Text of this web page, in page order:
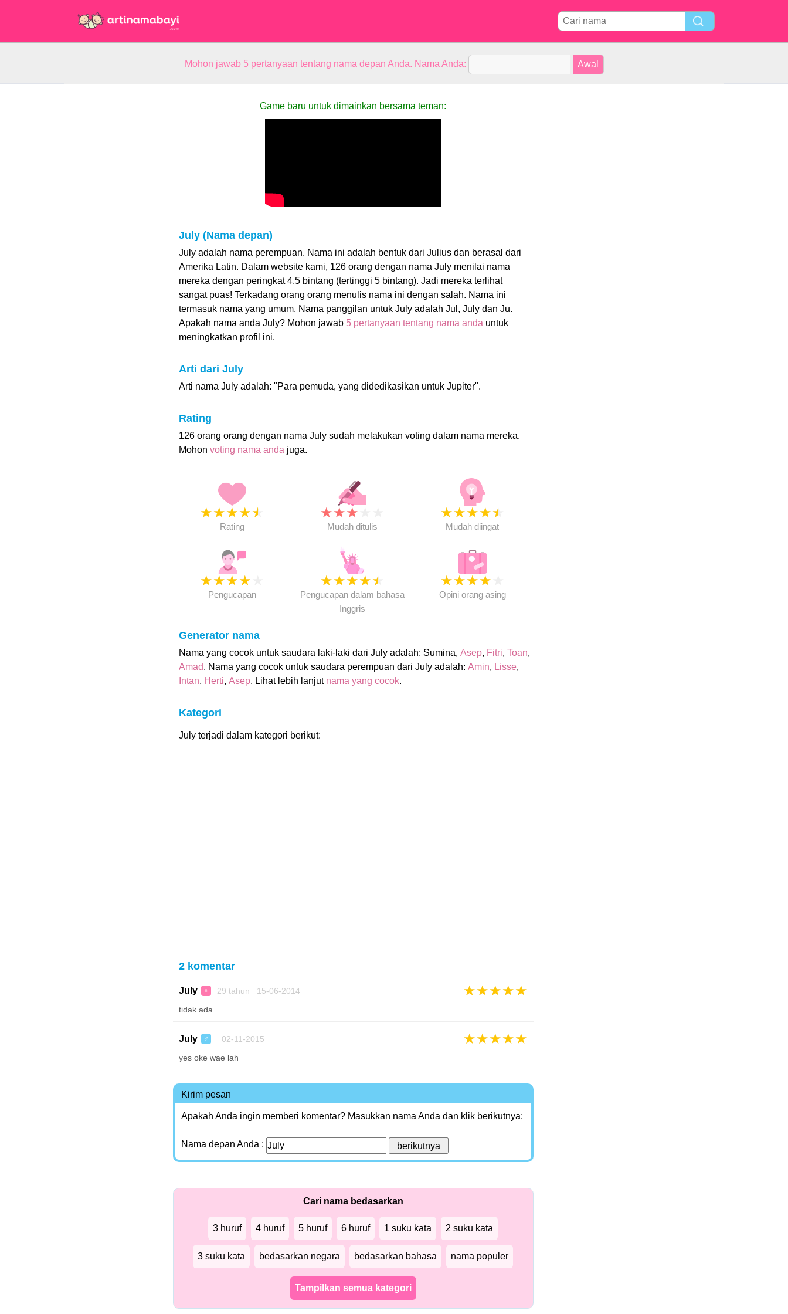
Mohon jawab 5 pertanyaan tentang nama depan Anda. Nama Anda:
Game baru untuk dimainkan bersama teman:
July (Nama depan)
July adalah nama perempuan. Nama ini adalah bentuk dari Julius dan berasal dari
Amerika Latin. Dalam website kami, 126 orang dengan nama July menilai nama
mereka dengan peringkat 4.5 bintang (tertinggi 5 bintang). Jadi mereka terlihat
sangat puas! Terkadang orang orang menulis nama ini dengan salah. Nama ini
termasuk nama yang umum. Nama panggilan untuk July adalah Jul, July dan Ju.
Apakah nama anda July? Mohon jawab 5 pertanyaan tentang nama anda untuk
meningkatkan profil ini.
Arti dari July
Arti nama July adalah: "Para pemuda, yang didedikasikan untuk Jupiter".
Rating
126 orang orang dengan nama July sudah melakukan voting dalam nama mereka.
Mohon voting nama anda juga.
★★★★★
Rating
★★★
Mudah ditulis
★★★★★
Mudah diingat
★★★★
Pengucapan
★★★★★
Pengucapan dalam bahasa
Inggris
★★★★
Opini orang asing
Generator nama
Nama yang cocok untuk saudara laki-laki dari July adalah: Sumina, Asep, Fitri, Toan,
Amad. Nama yang cocok untuk saudara perempuan dari July adalah: Amin, Lisse,
Intan, Herti, Asep. Lihat lebih lanjut nama yang cocok.
Kategori
July terjadi dalam kategori berikut:
2 komentar
July ♀ 29 tahun 15-06-2014 ★★★★★
tidak ada
July ♂ 02-11-2015 ★★★★★
yes oke wae lah
Kirim pesan
Apakah Anda ingin memberi komentar? Masukkan nama Anda dan klik berikutnya:
Nama depan Anda :
Cari nama bedasarkan
3 huruf 4 huruf 5 huruf 6 huruf 1 suku kata 2 suku kata
3 suku kata bedasarkan negara bedasarkan bahasa nama populer
Tampilkan semua kategori